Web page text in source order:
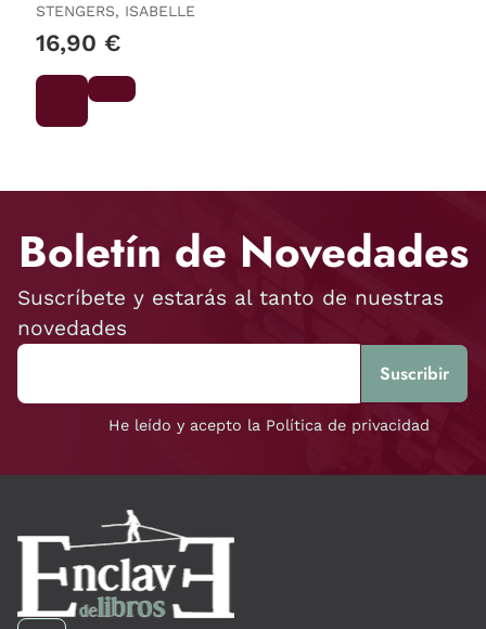
STENGERS, ISABELLE
16,90 €
Boletín de Novedades
Suscríbete y estarás al tanto de nuestras
novedades
He leído y acepto la Política de privacidad